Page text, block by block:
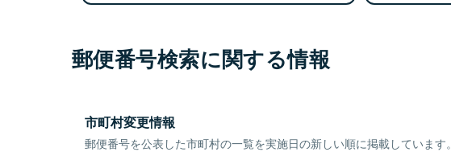
郵便番号検索に関する情報
市町村変更情報
郵便番号を公表した市町村の一覧を実施日の新しい順に掲載しています。